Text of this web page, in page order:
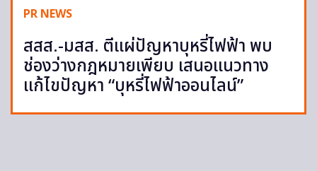
PR NEWS
สสส.-มสส. ตีแผ่ปัญหาบุหรี่ไฟฟ้า พบ
ช่องว่างกฎหมายเพียบ เสนอแนวทาง
แก้ไขปัญหา “บุหรี่ไฟฟ้าออนไลน์”